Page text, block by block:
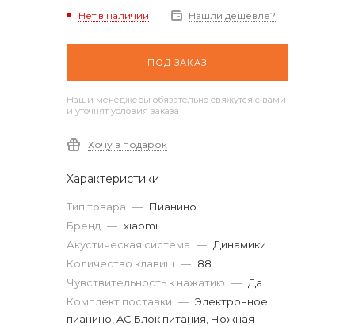
Нет в наличии Нашли дешевле?
ПОД ЗАКАЗ
Наши менеджеры обязательно свяжутся с вами
и уточнят условия заказа
Хочу в подарок
Характеристики
Тип товара — Пианино
Бренд — xiaomi
Акустическая система — Динамики
Количество клавиш — 88
Чувствительность к нажатию — Да
Комплект поставки — Электронное
пианино, AC Блок питания, Ножная